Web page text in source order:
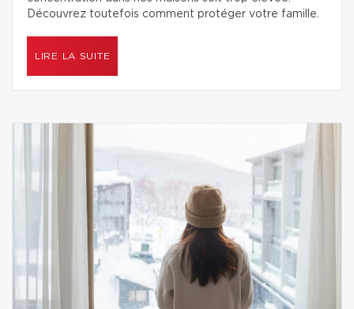
Découvrez toutefois comment protéger votre famille.
LIRE LA SUITE